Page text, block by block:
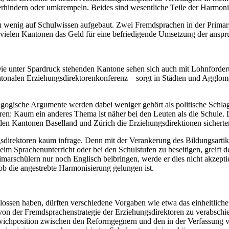
oder umkrempeln. Beides sind wesentliche Teile der
auf Schulwissen aufgebaut. Zwei Fremdsprachen in der
Kantonen das Geld für eine befriedigende Umsetzung der
unter Spardruck stehenden Kantone sehen sich auch mit
Erziehungsdirektorenkonferenz – sorgt in Städten und
Argumente werden dabei weniger gehört als politische
Kaum ein anderes Thema ist näher bei den Leuten als die
Kantonen Baselland und Zürich die Erziehungsdirektionen
kaum infrage. Denn mit der Verankerung des
Sprachenunterricht oder bei den Schulstufen zu beseitigen,
nur noch Englisch beibringen, werde er dies nicht
die angestrebte Harmonisierung gelungen ist.
haben, dürften verschiedene Vorgaben wie etwa das
der Fremdsprachenstrategie der Erziehungsdirektoren zu
zwischen den ­Reformgegnern und den in der